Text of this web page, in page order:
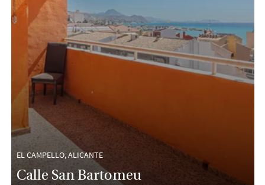
EL CAMPELLO, ALICANTE
Calle San Bartomeu